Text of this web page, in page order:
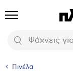
Προϊόντα
Αναζήτηση
Πινέλα